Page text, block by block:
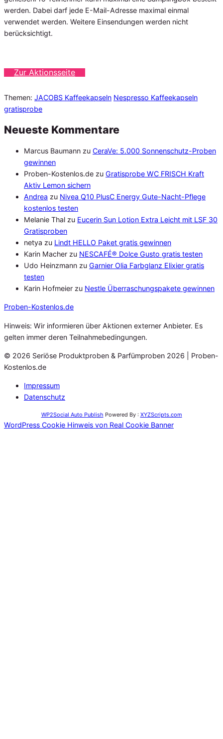
werden. Dabei darf jede E-Mail-Adresse maximal einmal
verwendet werden. Weitere Einsendungen werden nicht
berücksichtigt.
Zur Aktionsseite
Themen: JACOBS Kaffeekapseln Nespresso Kaffeekapseln
gratisprobe
Neueste Kommentare
Marcus Baumann zu CeraVe: 5.000 Sonnenschutz-Proben
gewinnen
Proben-Kostenlos.de zu Gratisprobe WC FRISCH Kraft
Aktiv Lemon sichern
Andrea zu Nivea Q10 PlusC Energy Gute-Nacht-Pflege
kostenlos testen
Melanie Thal zu Eucerin Sun Lotion Extra Leicht mit LSF 30
Gratisproben
netya zu Lindt HELLO Paket gratis gewinnen
Karin Macher zu NESCAFÉ® Dolce Gusto gratis testen
Udo Heinzmann zu Garnier Olia Farbglanz Elixier gratis
testen
Karin Hofmeier zu Nestle Überraschungspakete gewinnen
Proben-Kostenlos.de
Hinweis: Wir informieren über Aktionen externer Anbieter. Es
gelten immer deren Teilnahmebedingungen.
© 2026 Seriöse Produktproben & Parfümproben 2026 | Proben-
Kostenlos.de
Impressum
Datenschutz
WP2Social Auto Publish Powered By : XYZScripts.com
WordPress Cookie Hinweis von Real Cookie Banner